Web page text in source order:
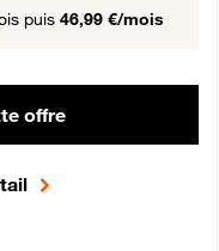
puis 46,99 €/mois
offre